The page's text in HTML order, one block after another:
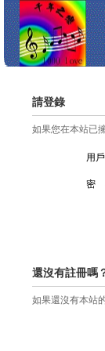
請登錄
如果您在本站已
用
密
還沒有註冊嗎
如果還沒有本站